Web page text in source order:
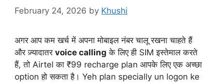
February 24, 2026 by Khushi
अगर आप कम खर्च में अपना मोबाइल नंबर चालू रखना चाहते हैं
और ज़्यादातर voice calling के लिए ही SIM इस्तेमाल करते
हैं, तो Airtel का ₹99 recharge plan आपके लिए एक अच्छा
option हो सकता है। Yeh plan specially un logon ke